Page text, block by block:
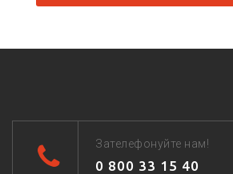
Зателефонуйте нам!
0 800 33 15 40